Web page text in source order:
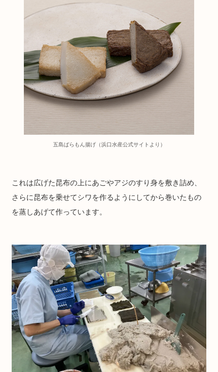
五島ばらもん揚げ（浜口水産公式サイトより）
これは広げた昆布の上にあごやアジのすり身を敷き詰め、
さらに昆布を乗せてシワを作るようにしてから巻いたもの
を蒸しあげて作っています。